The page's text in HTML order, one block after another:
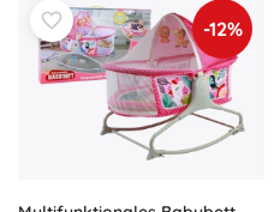
-12%